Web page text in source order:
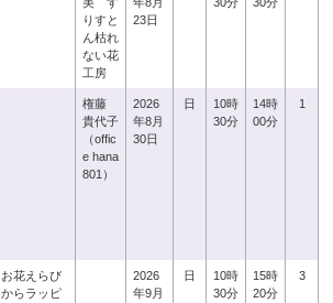
りすと
ん枯れ
ない花
工房
23日
権藤
貴代子
（offic
e hana
801）
2026
年8月
30日
日
10時
30分
14時
00分
1
お花えらび
からラッピ
2026
年9月
日
10時
30分
15時
20分
3